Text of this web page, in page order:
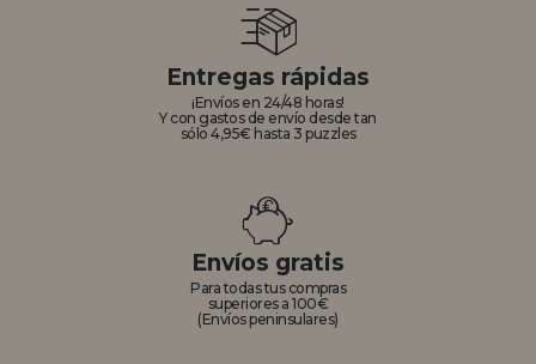
Entregas rápidas
¡Envíos en 24/48 horas!
Y con gastos de envío desde tan
sólo 4,95€ hasta 3 puzzles
Envíos gratis
Para todas tus compras
superiores a 100€
(Envíos peninsulares)